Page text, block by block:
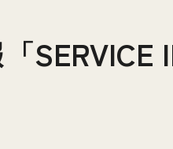
SERVICE